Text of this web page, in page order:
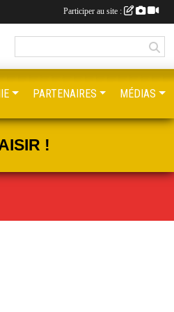
!
PARTENAIRES MÉDIAS
Participer au site :